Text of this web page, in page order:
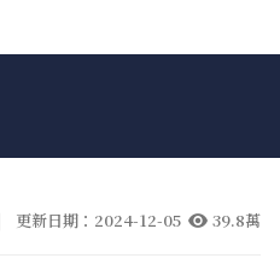
更新日期：2024-12-05 39.8萬